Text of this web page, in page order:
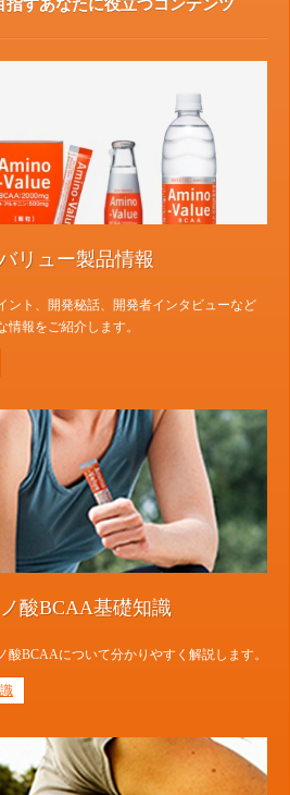
指すあなたに役立つコンテンツ
リュー製品情報
ント、開発秘話、開発者インタビューなど
報をご紹介します。
酸BCAA基礎知識
酸BCAAについて分かりやすく解説します。